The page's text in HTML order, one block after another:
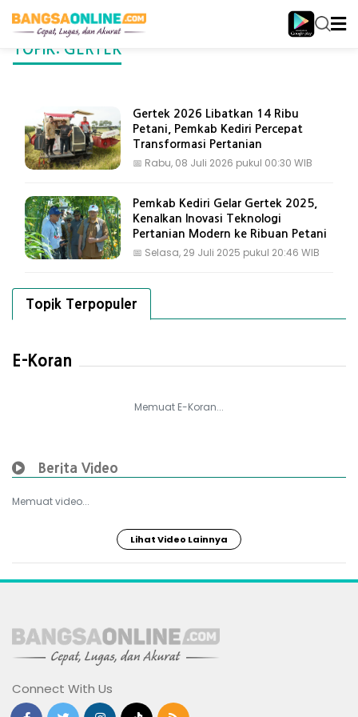
TOPIK: GERTEK
Gertek 2026 Libatkan 14 Ribu
Petani, Pemkab Kediri Percepat
Transformasi Pertanian
📅 Rabu, 08 Juli 2026 pukul 00:30 WIB
Pemkab Kediri Gelar Gertek 2025,
Kenalkan Inovasi Teknologi
Pertanian Modern ke Ribuan Petani
📅 Selasa, 29 Juli 2025 pukul 20:46 WIB
Topik Terpopuler
E-Koran
Memuat E-Koran...
Berita Video
Memuat video...
Lihat Video Lainnya
Connect With Us